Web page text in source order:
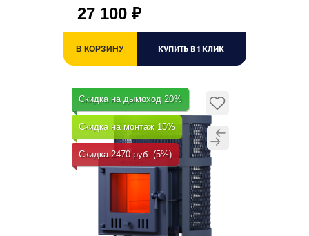
27 100 ₽
В КОРЗИНУ КУПИТЬ В 1 КЛИК
Скидка на дымоход 20%
Скидка на монтаж 15%
Скидка 2470 руб. (5%)